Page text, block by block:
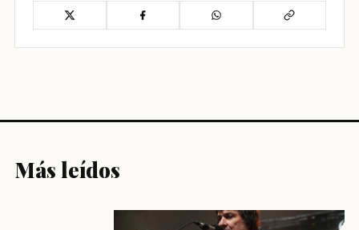
Más leídos